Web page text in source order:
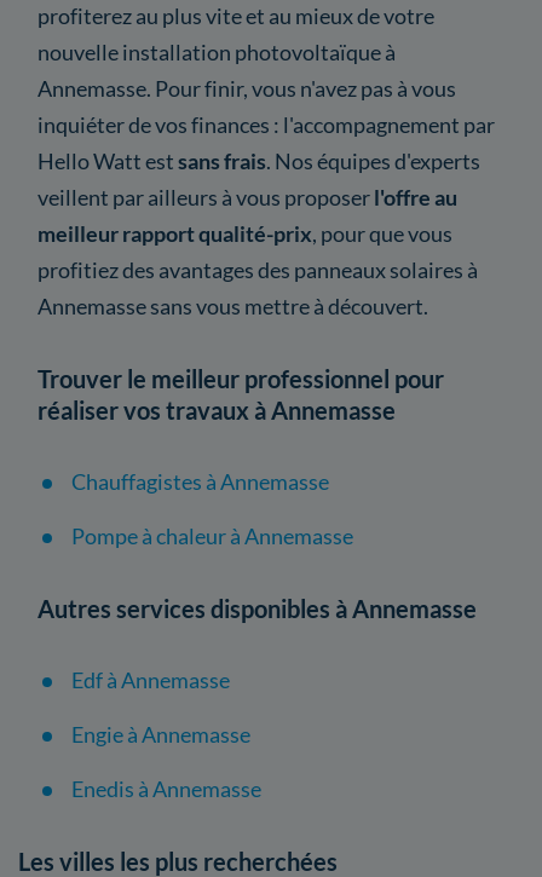
profiterez au plus vite et au mieux de votre
nouvelle installation photovoltaïque à
Annemasse. Pour finir, vous n'avez pas à vous
inquiéter de vos finances : l'accompagnement par
Hello Watt estsans frais. Nos équipes d'experts
veillent par ailleurs à vous proposerl'offre au
meilleur rapport qualité-prix, pour que vous
profitiez des avantages des panneaux solaires à
Annemasse sans vous mettre à découvert.
Trouver le meilleur professionnel pour
réaliser vos travaux à Annemasse
Chauffagistes à Annemasse
Pompe à chaleur à Annemasse
Autres services disponibles à Annemasse
Edf à Annemasse
Engie à Annemasse
Enedis à Annemasse
Les villes les plus recherchées